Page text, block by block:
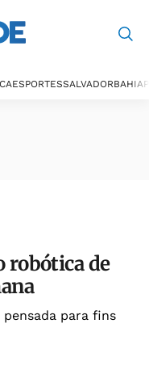
ESPORTESSALVADORBAHIA
robótica de
para fins